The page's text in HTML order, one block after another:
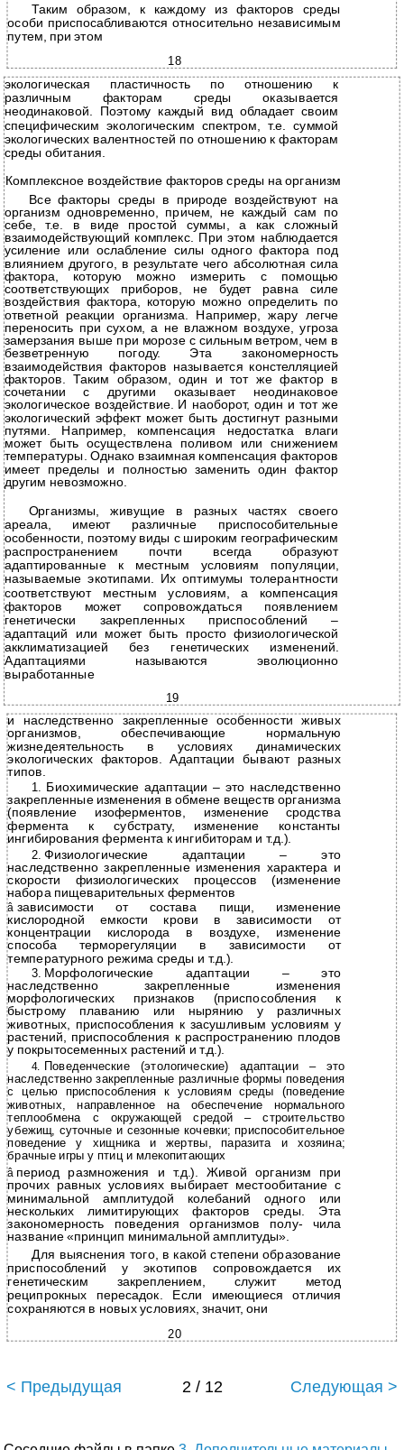
Таким образом, к каждому из факторов среды
особи приспосабливаются относительно независимым
путем, при этом
18
экологическая пластичность по отношению к
различным факторам среды оказывается
неодинаковой. Поэтому каждый вид обладает своим
специфическим экологическим спектром, т.е. суммой
экологических валентностей по отношению к факторам
среды обитания.
Комплексное воздействие факторов среды на организм
Все факторы среды в природе воздействуют на
организм одновременно, причем, не каждый сам по
себе, т.е. в виде простой суммы, а как сложный
взаимодействующий комплекс. При этом наблюдается
усиление или ослабление силы одного фактора под
влиянием другого, в результате чего абсолютная сила
фактора, которую можно измерить с помощью
соответствующих приборов, не будет равна силе
воздействия фактора, которую можно определить по
ответной реакции организма. Например, жару легче
переносить при сухом, а не влажном воздухе, угроза
замерзания выше при морозе с сильным ветром, чем в
безветренную погоду. Эта закономерность
взаимодействия факторов называется констелляцией
факторов. Таким образом, один и тот же фактор в
сочетании с другими оказывает неодинаковое
экологическое воздействие. И наоборот, один и тот же
экологический эффект может быть достигнут разными
путями. Например, компенсация недостатка влаги
может быть осуществлена поливом или снижением
температуры. Однако взаимная компенсация факторов
имеет пределы и полностью заменить один фактор
другим невозможно.
Организмы, живущие в разных частях своего
ареала, имеют различные приспособительные
особенности, поэтому виды с широким географическим
распространением почти всегда образуют
адаптированные к местным условиям популяции,
называемые экотипами. Их оптимумы толерантности
соответствуют местным условиям, а компенсация
факторов может сопровождаться появлением
генетически закрепленных приспособлений –
адаптаций или может быть просто физиологической
акклиматизацией без генетических изменений.
Адаптациями называются эволюционно
выработанные
19
и наследственно закрепленные особенности живых
организмов, обеспечивающие нормальную
жизнедеятельность в условиях динамических
экологических факторов. Адаптации бывают разных
типов.
1. Биохимические адаптации – это наследственно
закрепленные изменения в обмене веществ организма
(появление изоферментов, изменение сродства
фермента к субстрату, изменение константы
ингибирования фермента к ингибиторам и т.д.).
2. Физиологические адаптации – это
наследственно закрепленные изменения характера и
скорости физиологических процессов (изменение
набора пищеварительных ферментов
â зависимости от состава пищи, изменение
кислородной емкости крови в зависимости от
концентрации кислорода в воздухе, изменение
способа терморегуляции в зависимости от
температурного режима среды и т.д.).
3. Морфологические адаптации – это
наследственно закрепленные изменения
морфологических признаков (приспособления к
быстрому плаванию или нырянию у различных
животных, приспособления к засушливым условиям у
растений, приспособления к распространению плодов
у покрытосеменных растений и т.д.).
4. Поведенческие (этологические) адаптации – это
наследственно закрепленные различные формы поведения
с целью приспособления к условиям среды (поведение
животных, направленное на обеспечение нормального
теплообмена с окружающей средой – строительство
убежищ, суточные и сезонные кочевки; приспособительное
поведение у хищника и жертвы, паразита и хозяина;
брачные игры у птиц и млекопитающих
â период размножения и т.д.). Живой организм при
прочих равных условиях выбирает местообитание с
минимальной амплитудой колебаний одного или
нескольких лимитирующих факторов среды. Эта
закономерность поведения организмов полу- чила
название «принцип минимальной амплитуды».
Для выяснения того, в какой степени образование
приспособлений у экотипов сопровождается их
генетическим закреплением, служит метод
реципрокных пересадок. Если имеющиеся отличия
сохраняются в новых условиях, значит, они
20
< Предыдущая 2 / 12 Следующая >